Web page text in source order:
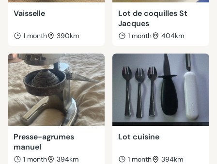
Vaisselle
1 month 390km
Lot de coquilles St
Jacques
1 month 404km
Presse-agrumes
manuel
1 month 394km
Lot cuisine
1 month 394km